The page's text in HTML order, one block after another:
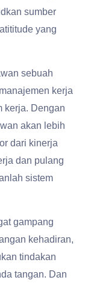
sumber
yang
sebuah
kerja
kerja. Dengan
akan lebih
dari kinerja
dan pulang
sistem
gampang
kehadiran,
tindakan
tangan. Dan